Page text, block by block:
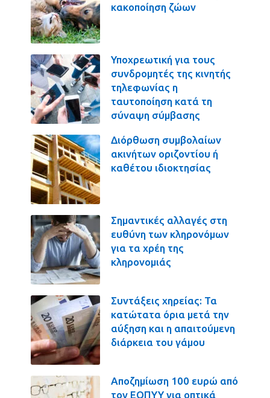
κακοποίηση ζώων
Υποχρεωτική για τους
συνδρομητές της κινητής
τηλεφωνίας η
ταυτοποίηση κατά τη
σύναψη σύμβασης
Διόρθωση συμβολαίων
ακινήτων οριζοντίου ή
καθέτου ιδιοκτησίας
Σημαντικές αλλαγές στη
ευθύνη των κληρονόμων
για τα χρέη της
κληρονομιάς
Συντάξεις χηρείας: Τα
κατώτατα όρια μετά την
αύξηση και η απαιτούμενη
διάρκεια του γάμου
Αποζημίωση 100 ευρώ από
τον ΕΟΠΥΥ για οπτικά